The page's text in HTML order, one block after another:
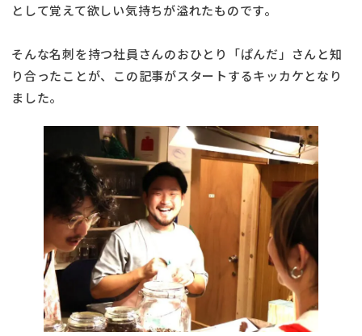
として覚えて欲しい気持ちが溢れたものです。
そんな名刺を持つ社員さんのおひとり「ぱんだ」さんと知
り合ったことが、この記事がスタートするキッカケとなり
ました。